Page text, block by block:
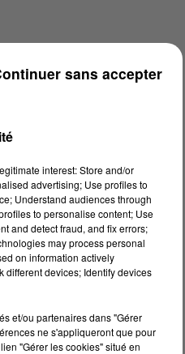
interest: Store and/or
advertising; Use profiles to
Understand audiences through
to personalise content; Use
and detect fraud, and fix errors;
may process personal
on information actively
different devices; Identify devices
et/ou partenaires dans "Gérer
ne s'appliqueront que pour
"Gérer les cookies" situé en
sans accepter